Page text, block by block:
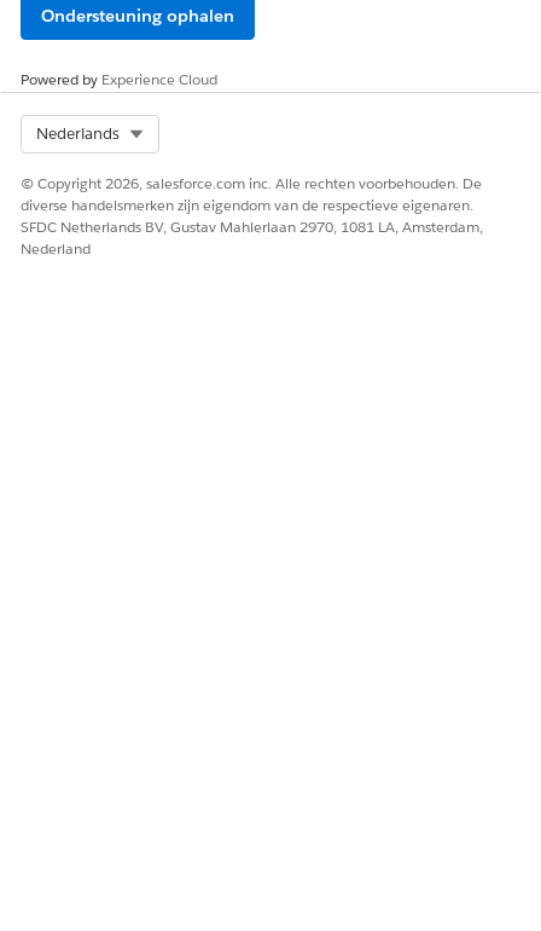
Ondersteuning ophalen
Powered by Experience Cloud
Nederlands
© Copyright 2026, salesforce.com inc. Alle rechten voorbehouden. De
diverse handelsmerken zijn eigendom van de respectieve eigenaren.
SFDC Netherlands BV, Gustav Mahlerlaan 2970, 1081 LA, Amsterdam,
Nederland